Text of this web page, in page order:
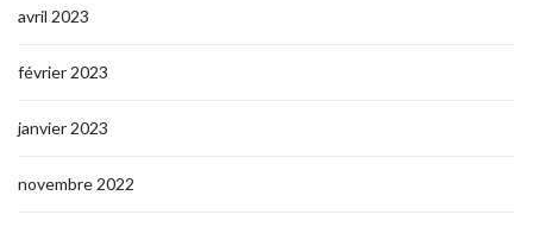
avril 2023
février 2023
janvier 2023
novembre 2022